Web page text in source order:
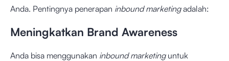
Anda. Pentingnya penerapan inbound marketingadalah:
Meningkatkan Brand Awareness
Anda bisa menggunakan inbound marketinguntuk